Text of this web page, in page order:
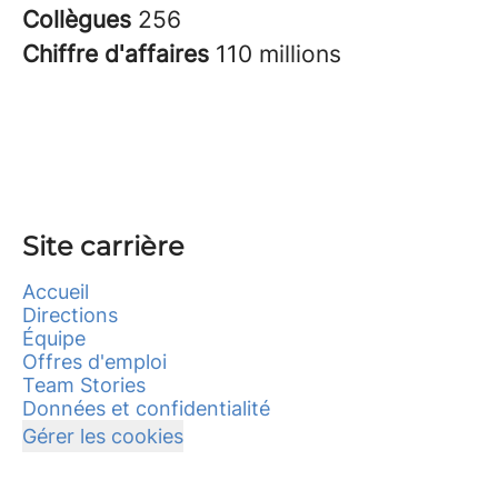
Collègues 256
Chiffre d'affaires 110 millions
Site carrière
Accueil
Directions
Équipe
Offres d'emploi
Team Stories
Données et confidentialité
Gérer les cookies